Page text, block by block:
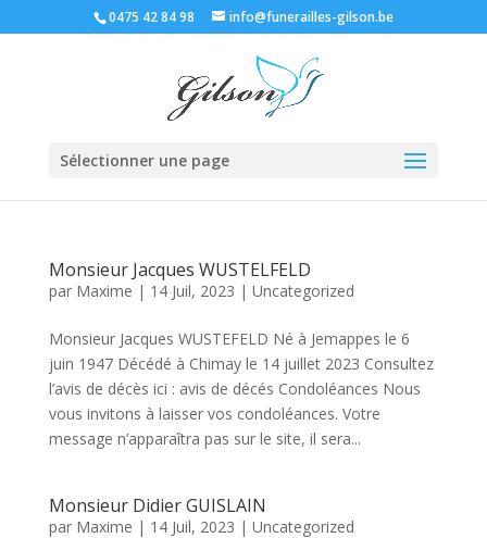
0475 42 84 98 info@funerailles-gilson.be
Sélectionner une page
Monsieur Jacques WUSTELFELD
par Maxime | 14 Juil, 2023 | Uncategorized
Monsieur Jacques WUSTEFELD Né à Jemappes le 6
juin 1947 Décédé à Chimay le 14 juillet 2023 Consultez
l’avis de décès ici : avis de décés Condoléances Nous
vous invitons à laisser vos condoléances. Votre
message n’apparaîtra pas sur le site, il sera...
Monsieur Didier GUISLAIN
par Maxime | 14 Juil, 2023 | Uncategorized